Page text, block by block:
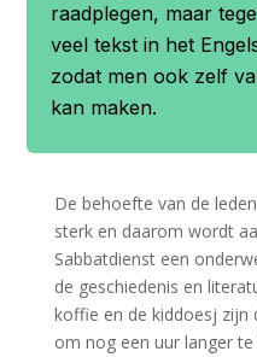
raadplegen, maar
veel tekst in het
zodat men ook zelf
kan maken.
De behoefte van de
sterk en daarom wordt
Sabbatdienst een
de geschiedenis en
koffie en de kiddoesj zijn
om nog een uur langer